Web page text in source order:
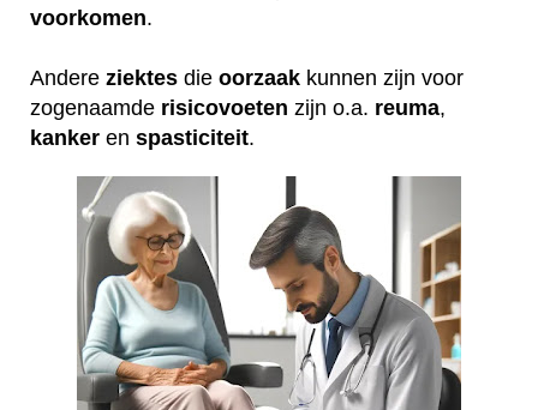
voorkomen.
Andere ziektes die oorzaak kunnen zijn voor
zogenaamde risicovoeten zijn o.a. reuma,
kanker en spasticiteit.